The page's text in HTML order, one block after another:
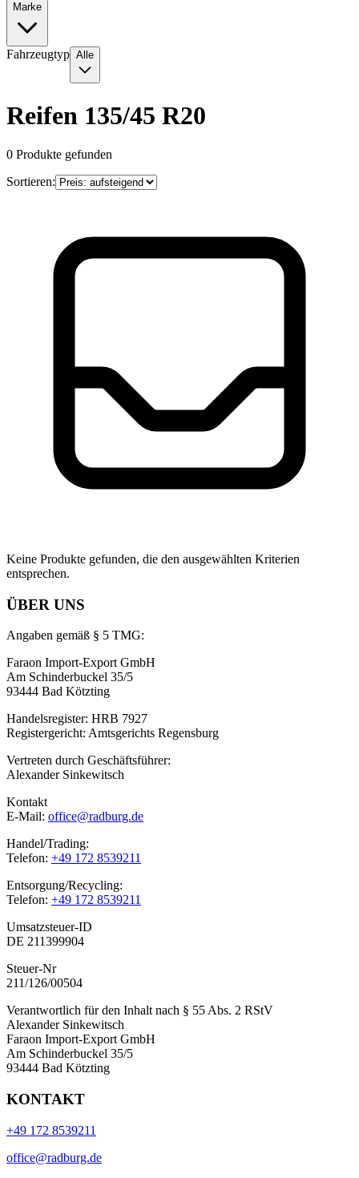
Marke
Fahrzeugtyp Alle
Reifen 135/45 R20
0 Produkte gefunden
Sortieren:
Keine Produkte gefunden, die den ausgewählten Kriterien
entsprechen.
ÜBER UNS
Angaben gemäß § 5 TMG:
Faraon Import-Export GmbH
Am Schinderbuckel 35/5
93444 Bad Kötzting
Handelsregister: HRB 7927
Registergericht: Amtsgerichts Regensburg
Vertreten durch Geschäftsführer:
Alexander Sinkewitsch
Kontakt
E-Mail: office@radburg.de
Handel/Trading:
Telefon: +49 172 8539211
Entsorgung/Recycling:
Telefon: +49 172 8539211
Umsatzsteuer-ID
DE 211399904
Steuer-Nr
211/126/00504
Verantwortlich für den Inhalt nach § 55 Abs. 2 RStV
Alexander Sinkewitsch
Faraon Import-Export GmbH
Am Schinderbuckel 35/5
93444 Bad Kötzting
KONTAKT
+49 172 8539211
office@radburg.de